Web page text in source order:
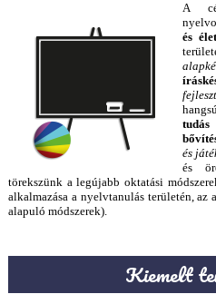
A
és
tudás
és
és
törekszünk a legújabb oktatási
alkalmazása a nyelvtanulás területén,
alapuló módszerek).
Kiemelt